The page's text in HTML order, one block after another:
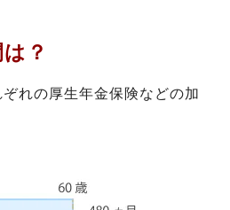
？
れの厚生年金保険などの加